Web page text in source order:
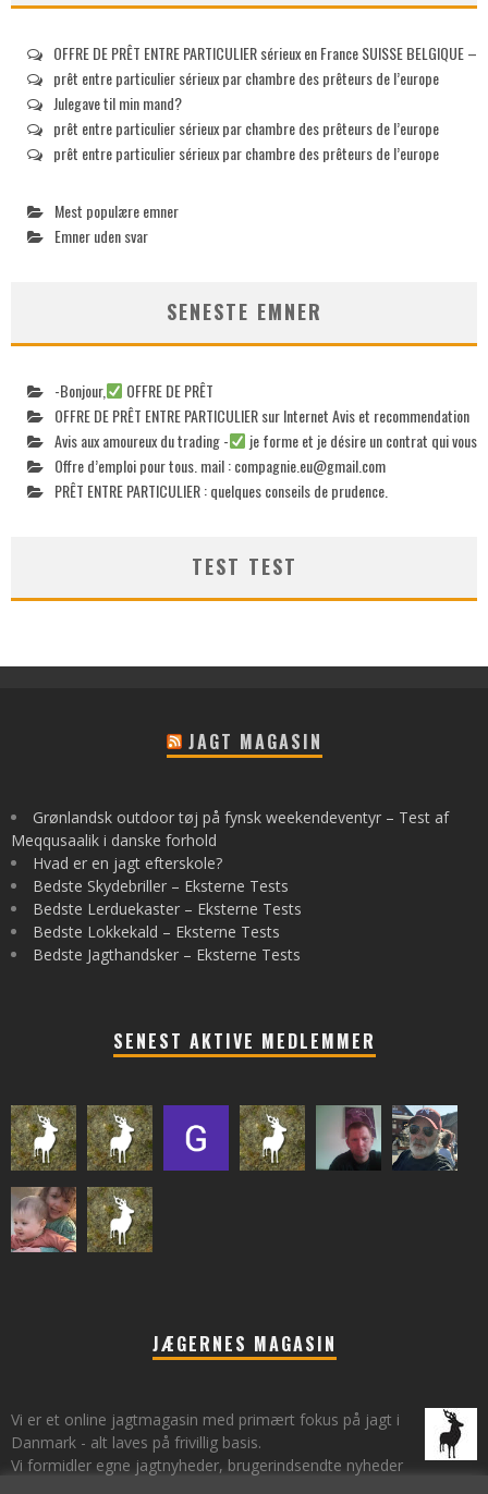
OFFRE DE PRÊT ENTRE PARTICULIER sérieux en France SUISSE BELGIQUE –
prêt entre particulier sérieux par chambre des prêteurs de l’europe
Julegave til min mand?
prêt entre particulier sérieux par chambre des prêteurs de l’europe
prêt entre particulier sérieux par chambre des prêteurs de l’europe
Mest populære emner
Emner uden svar
SENESTE EMNER
-Bonjour,
OFFRE DE PRÊT
OFFRE DE PRÊT ENTRE PARTICULIER sur Internet Avis et recommendation
Avis aux amoureux du trading -
je forme et je désire un contrat qui vous
Offre d’emploi pour tous. mail :compagnie.eu@gmail.com
PRÊT ENTRE PARTICULIER : quelques conseils de prudence.
TEST TEST
JAGT MAGASIN
Grønlandsk outdoor tøj på fynsk weekendeventyr – Test af
Meqqusaalik i danske forhold
Hvad er en jagt efterskole?
Bedste Skydebriller – Eksterne Tests
Bedste Lerduekaster – Eksterne Tests
Bedste Lokkekald – Eksterne Tests
Bedste Jagthandsker – Eksterne Tests
SENEST AKTIVE MEDLEMMER
JÆGERNES MAGASIN
Vi er et online jagtmagasin med primært fokus på jagt i
Danmark - alt laves på frivillig basis.
Vi formidler egne jagtnyheder, brugerindsendte nyheder